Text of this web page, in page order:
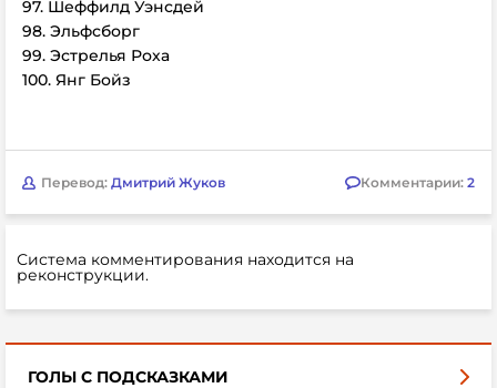
97. Шеффилд Уэнсдей
98. Эльфсборг
99. Эстрелья Роха
100. Янг Бойз
Перевод: Дмитрий Жуков Комментарии: 2
Система комментирования находится на
реконструкции.
ГОЛЫ С ПОДСКАЗКАМИ